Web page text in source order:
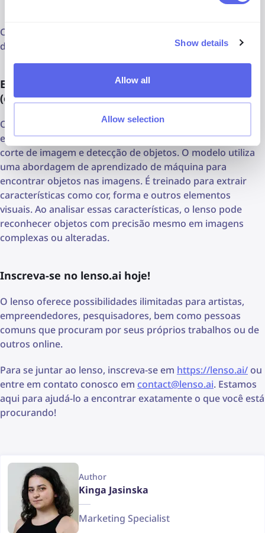
Show details
Allow all
Allow selection
Com esses recursos, gerenciar suas obras protegidas por
direitos autorais se torna sem esforço.
Especificação de objetos dentro da imagem
(categoria: relacionado e similar)
O lenso.ai permite que os usuários selecionem uma área
específica de uma imagem com seu recurso integrado de
corte de imagem e detecção de objetos. O modelo utiliza
uma abordagem de aprendizado de máquina para
encontrar objetos nas imagens. É treinado para extrair
características como cor, forma e outros elementos
visuais. Ao analisar essas características, o lenso pode
reconhecer objetos com precisão mesmo em imagens
complexas ou alteradas.
Inscreva-se no lenso.ai hoje!
O lenso oferece possibilidades ilimitadas para artistas,
empreendedores, pesquisadores, bem como pessoas
comuns que procuram por seus próprios trabalhos ou de
outros online.
Para se juntar ao lenso, inscreva-se em https://lenso.ai/ou
entre em contato conosco em contact@lenso.ai. Estamos
aqui para ajudá-lo a encontrar exatamente o que você está
procurando!
Author
Kinga Jasinska
Marketing Specialist